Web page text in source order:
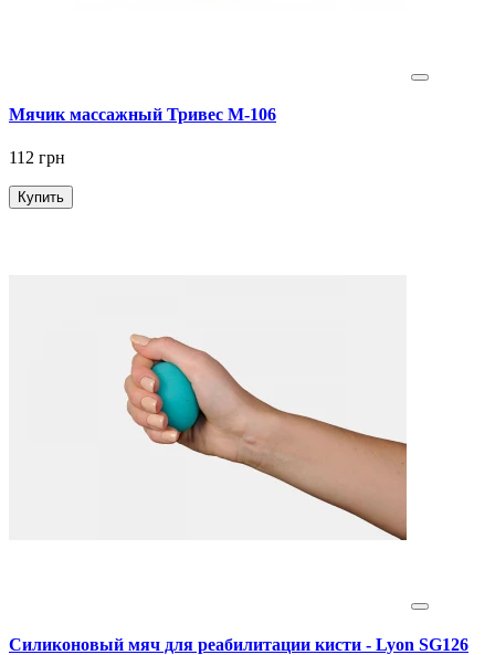
Мячик массажный Тривес М-106
112 грн
Купить
Силиконовый мяч для реабилитации кисти - Lyon SG126